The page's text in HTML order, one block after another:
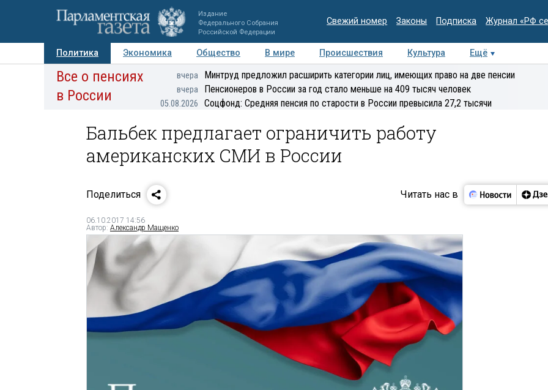
Издание
Федерального Собрания
Российской Федерации
Свежий номер Законы Подписка Журнал «РФ
Политика Экономика Общество В мире Происшествия Культура
Ещё
Авторы Персоны Мнения Регионы Медиацентр Интервью Колумнисты
Все о пенсиях
в России
вчера Минтруд предложил расширить категории лиц, имеющих право на две пенсии
вчера Пенсионеров в России за год стало меньше на 409 тысяч человек
05.08.2026 Соцфонд: Средняя пенсия по старости в России превысила 27,2 тысячи
Бальбек предлагает ограничить работу
американских СМИ в России
Поделиться Читать нас в
06.10.2017 14:56
Автор: Александр Мащенко